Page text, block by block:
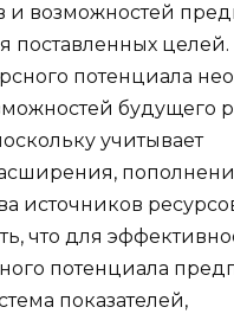
и возможностей
поставленных целей.
потенциала
будущего
учитывает
источников
что для
потенциала
показателей,